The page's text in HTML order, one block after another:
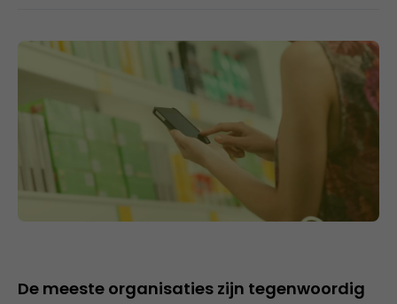
De meeste organisaties zijn tegenwoordig